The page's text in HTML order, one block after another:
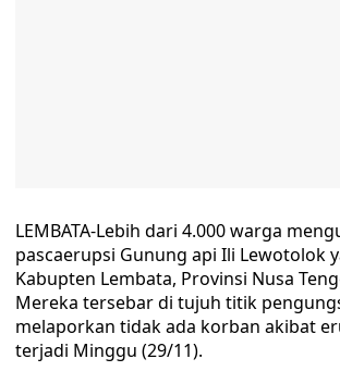
LEMBATA-Lebih dari 4.000 warga
pascaerupsi Gunung api Ili Lewotolok
Kabupten Lembata, Provinsi Nusa
Mereka tersebar di tujuh titik
melaporkan tidak ada korban akibat
terjadi Minggu (29/11).